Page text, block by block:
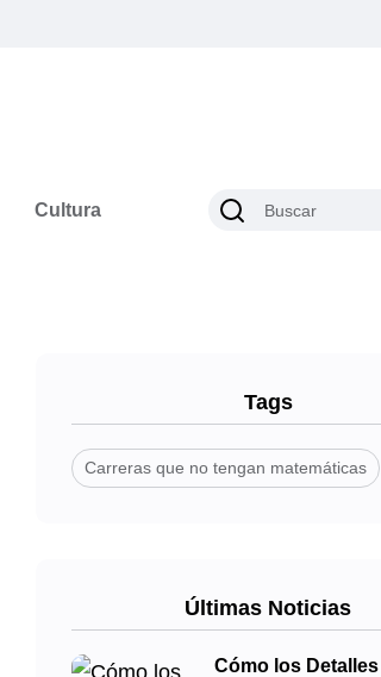
Cultura
Tags
Carreras que no tengan matemáticas
Últimas Noticias
Cómo los